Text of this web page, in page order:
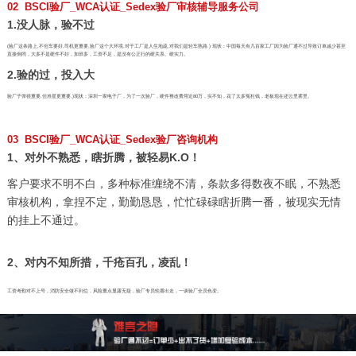
02 BSCI验厂_WCA认证_Sedex验厂审核辅导服务公司
1.没人脉，验不过
(验厂这条路上,不但车要好,司机更重要,验厂这个大环境,对于工厂是人生地疏,对我们是轻车熟路.) 现状：中国每天有几百家工厂因为验厂通不过导致订单减少甚至
直接倒闭，大多不是硬件不好，加班多，工资不足，是没有公正行的硬关系、硬实力。
2.验的过，投入大
验厂子弹很重要,但准星更重要,)现状：深圳一家电子厂，为了一次验厂，硬件整改费用近80万，实不知，花了太多冤枉钱，老板现在还云里雾里。
03 BSCI验厂_WCA认证_Sedex验厂咨询机构
1、对外不熟悉，瞎折腾，被轻易K.O！
客户要求不明不白，多种标准缠绕不清，条款多得数夜不眠，不熟悉
审核机构，拿捏不定，勤勤恳恳，忙忙碌碌瞎折腾一番，被现实无情
的挂上不通过。
2、对内不知所措，千疮百孔，凌乱！
工资考勤对不上号，消防安全做不到位，风险重点显露无疑，验厂专员轮番出走，一谈验厂全员色变。